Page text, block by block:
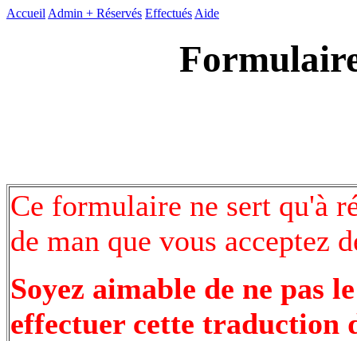
Accueil Admin + Réservés Effectués Aide
Ce formulaire ne sert qu'à
de man que vous acceptez
Soyez aimable de ne pas
effectuer cette traduction